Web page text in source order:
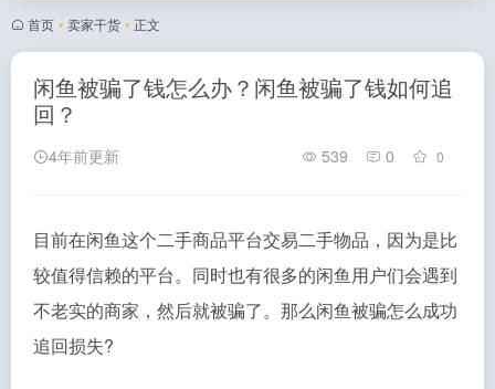
首页 • 卖家干货 • 正文
闲鱼被骗了钱怎么办？闲鱼被骗了钱如何追
回？
4年前更新 539 0 0
目前在闲鱼这个二手商品平台交易二手物品，因为是比
较值得信赖的平台。同时也有很多的闲鱼用户们会遇到
不老实的商家，然后就被骗了。那么闲鱼被骗怎么成功
追回损失?